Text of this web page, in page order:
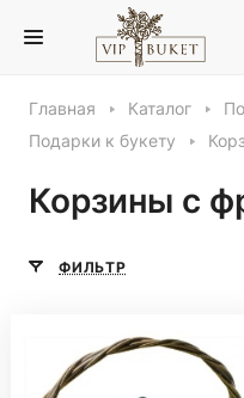
Главная Каталог
Подарки к букету
Корзины с
ФИЛЬТР